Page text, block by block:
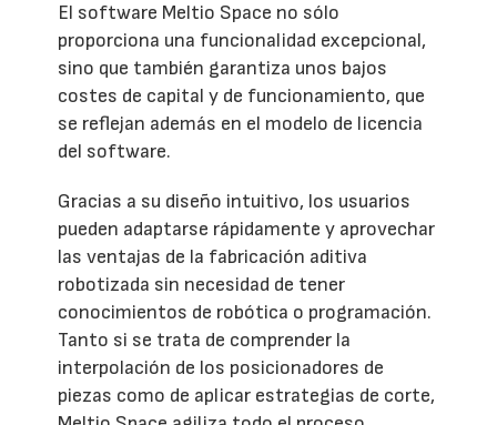
El software Meltio Space no sólo
proporciona una funcionalidad excepcional,
sino que también garantiza unos bajos
costes de capital y de funcionamiento, que
se reflejan además en el modelo de licencia
del software.
Gracias a su diseño intuitivo, los usuarios
pueden adaptarse rápidamente y aprovechar
las ventajas de la fabricación aditiva
robotizada sin necesidad de tener
conocimientos de robótica o programación.
Tanto si se trata de comprender la
interpolación de los posicionadores de
piezas como de aplicar estrategias de corte,